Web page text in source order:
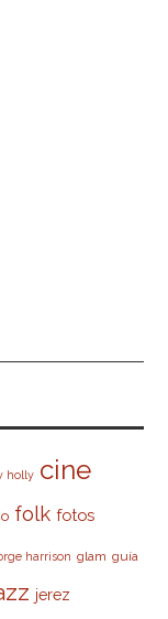
holly cine
folk fotos
harrison glam guía
jerez